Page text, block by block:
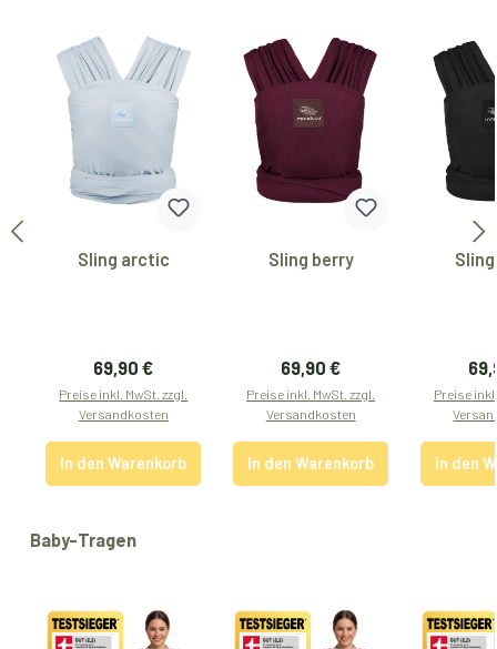
Sling arctic
Regulärer Preis:
69,90 €
Preise inkl. MwSt. zzgl.
Versandkosten
In den Warenkorb
Sling berry
Regulärer Preis:
69,90 €
Preise inkl. MwSt. zzgl.
Versandkosten
In den Warenkorb
Preise
In den
Produktgalerie überspringen
Baby-Tragen